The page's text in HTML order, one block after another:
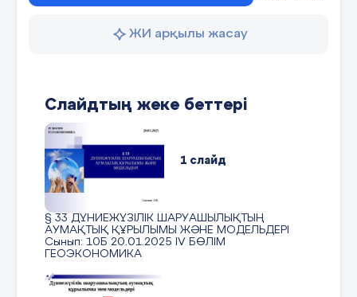
ЖИ арқылы жасау
Слайдтың жеке беттері
1 слайд
§ 33 ДҮНИЕЖҮЗІЛІК ШАРУАШЫЛЫҚТЫҢ
АУМАҚТЫҚ ҚҰРЫЛЫМЫ ЖӘНЕ МОДЕЛЬДЕРІ
Сынып: 10Б 20.01.2025 ІV БӨЛІМ
ГЕОЭКОНОМИКА